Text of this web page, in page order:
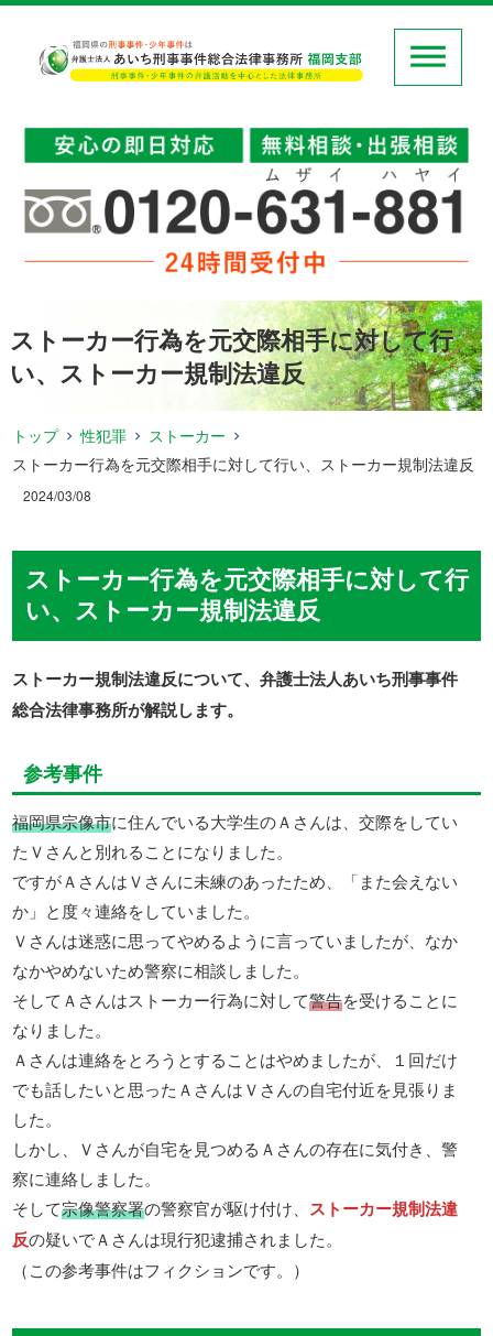
ストーカー行為を元交際相手に対して行
い、ストーカー規制法違反
トップ 性犯罪
ストーカー
ストーカー行為を元交際相手に対して行い、ストーカー規制法違反
2024/03/08
ストーカー行為を元交際相手に対して行
い、ストーカー規制法違反
ストーカー規制法違反について、弁護士法人あいち刑事事件
総合法律事務所が解説します。
参考事件
福岡県宗像市に住んでいる大学生のＡさんは、交際をしてい
たＶさんと別れることになりました。
ですがＡさんはＶさんに未練のあったため、「また会えない
か」と度々連絡をしていました。
Ｖさんは迷惑に思ってやめるように言っていましたが、なか
なかやめないため警察に相談しました。
そしてＡさんはストーカー行為に対して警告を受けることに
なりました。
Ａさんは連絡をとろうとすることはやめましたが、１回だけ
でも話したいと思ったＡさんはＶさんの自宅付近を見張りま
した。
しかし、Ｖさんが自宅を見つめるＡさんの存在に気付き、警
察に連絡しました。
そして宗像警察署の警察官が駆け付け、 ストーカー規制法違
反の疑いでＡさんは現行犯逮捕されました。
（この参考事件はフィクションです。）